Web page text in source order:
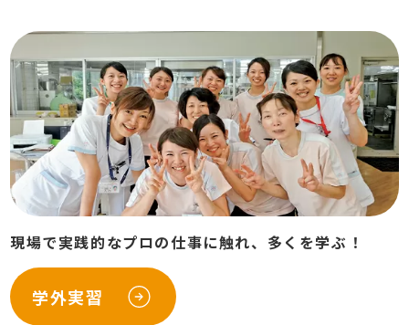
現場で実践的なプロの仕事に触れ、多くを学ぶ！
学外実習